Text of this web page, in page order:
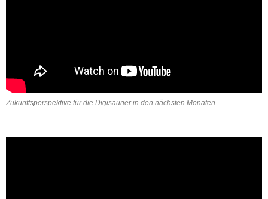
Zukunftsperspektive für die Digisaurier in den nächsten Monaten